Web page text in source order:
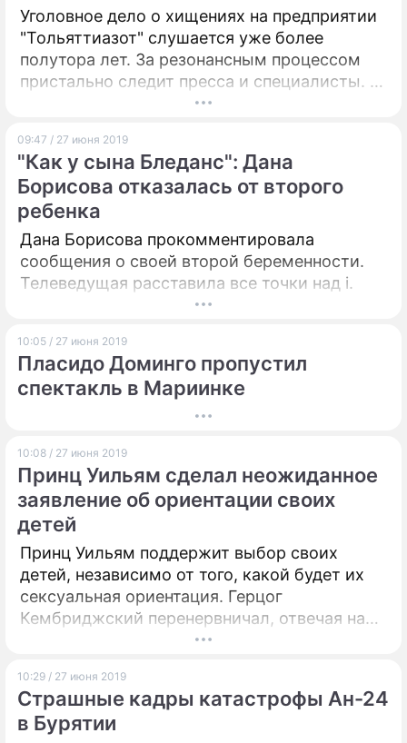
Уголовное дело о хищениях на предприятии
"Тольяттиазот" слушается уже более
полутора лет. За резонансным процессом
пристально следит пресса и специалисты. О
любопытных подробностях громкого дела
"Уралхим", – член Московской городской
коллегии адвокатов Александр Низов.
Юрист в подробностях ответил на претензии
со стороны защиты фигурантов дела.
09:47 / 27 июня 2019
"Как у сына Бледанс": Дана
Борисова отказалась от второго
ребенка
Дана Борисова прокомментировала
сообщения о своей второй беременности.
Телеведущая расставила все точки над i.
10:05 / 27 июня 2019
Пласидо Доминго пропустил
спектакль в Мариинке
10:08 / 27 июня 2019
Принц Уильям сделал неожиданное
заявление об ориентации своих
детей
Принц Уильям поддержит выбор своих
детей, независимо от того, какой будет их
сексуальная ориентация. Герцог
Кембриджский перенервничал, отвечая на
10:29 / 27 июня 2019
Страшные кадры катастрофы Ан-24
в Бурятии